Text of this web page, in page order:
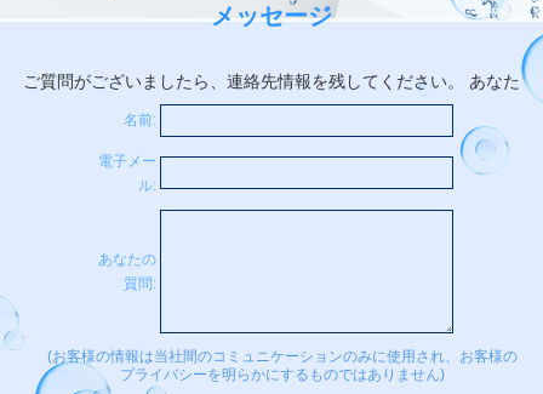
メッセージ
ご質問がございましたら、連絡先情報を残してください。 あなた
名前:
電子メー
ル:
あなたの
質問:
(お客様の情報は当社間のコミュニケーションのみに使用され、お客様の
プライバシーを明らかにするものではありません)